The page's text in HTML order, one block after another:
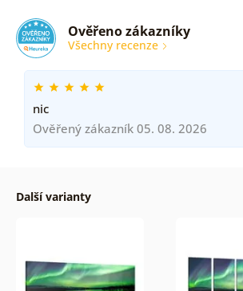
Ověřeno zákazníky
Všechny recenze
nic
Ověřený zákazník 05. 08. 2026
Další varianty